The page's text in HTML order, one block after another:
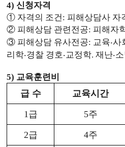
4) 신청자격
① 자격의 조건: 피해상담사 자
② 피해상담 관련전공: 피해자
③ 피해상담 유사전공: 교육‧사
리학‧경찰 경호‧교정학. 재난‧
5) 교육훈련비
급 수 교육시간
1급 5주
2급 4주